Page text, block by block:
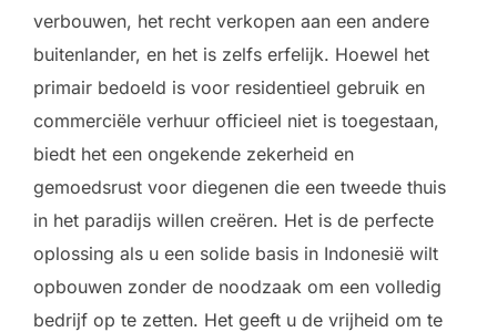
verbouwen, het recht verkopen aan een andere
buitenlander, en het is zelfs erfelijk. Hoewel het
primair bedoeld is voor residentieel gebruik en
commerciële verhuur officieel niet is toegestaan,
biedt het een ongekende zekerheid en
gemoedsrust voor diegenen die een tweede thuis
in het paradijs willen creëren. Het is de perfecte
oplossing als u een solide basis in Indonesië wilt
opbouwen zonder de noodzaak om een volledig
bedrijf op te zetten. Het geeft u de vrijheid om te